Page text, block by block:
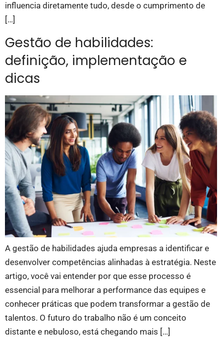
influencia diretamente tudo, desde o cumprimento de
[…]
Gestão de habilidades:
definição, implementação e
dicas
A gestão de habilidades ajuda empresas a identificar e
desenvolver competências alinhadas à estratégia. Neste
artigo, você vai entender por que esse processo é
essencial para melhorar a performance das equipes e
conhecer práticas que podem transformar a gestão de
talentos. O futuro do trabalho não é um conceito
distante e nebuloso, está chegando mais […]